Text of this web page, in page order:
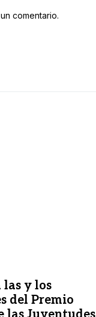
comentario.
las y los
del Premio